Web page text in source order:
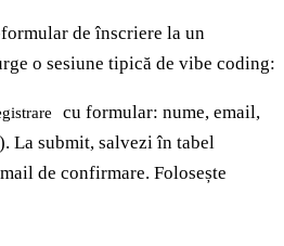
de înscriere la un
o sesiune tipică de vibe coding:
cu formular: nume, email,
La submit, salvezi în tabel
de confirmare. Folosește